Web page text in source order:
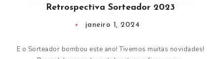
Retrospectiva Sorteador 2023
janeiro 1, 2024
E o Sorteador bombou este ano! Tivemos muitas novidades!